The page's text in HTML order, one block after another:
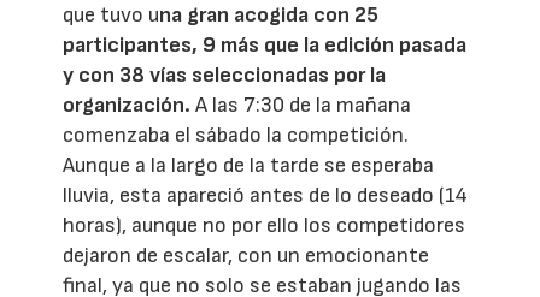
que tuvo una gran acogida con 25
participantes, 9 más que la edición pasada
y con 38 vías seleccionadas por la
organización. A las 7:30 de la mañana
comenzaba el sábado la competición.
Aunque a la largo de la tarde se esperaba
lluvia, esta apareció antes de lo deseado (14
horas), aunque no por ello los competidores
dejaron de escalar, con un emocionante
final, ya que no solo se estaban jugando las